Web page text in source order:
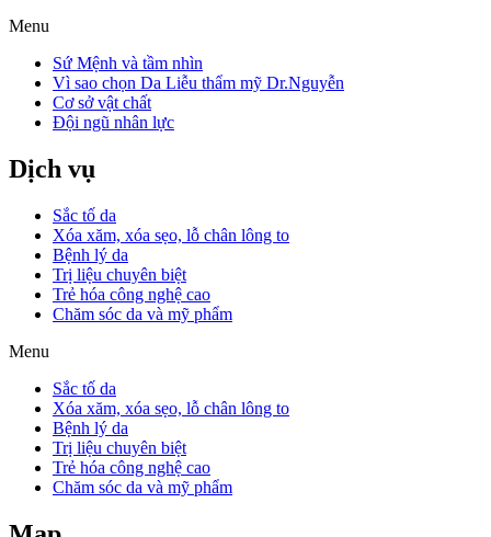
Menu
Sứ Mệnh và tầm nhìn
Vì sao chọn Da Liễu thẩm mỹ Dr.Nguyễn
Cơ sở vật chất
Đội ngũ nhân lực
Dịch vụ
Sắc tố da
Xóa xăm, xóa sẹo, lỗ chân lông to
Bệnh lý da
Trị liệu chuyên biệt
Trẻ hóa công nghệ cao
Chăm sóc da và mỹ phẩm
Menu
Sắc tố da
Xóa xăm, xóa sẹo, lỗ chân lông to
Bệnh lý da
Trị liệu chuyên biệt
Trẻ hóa công nghệ cao
Chăm sóc da và mỹ phẩm